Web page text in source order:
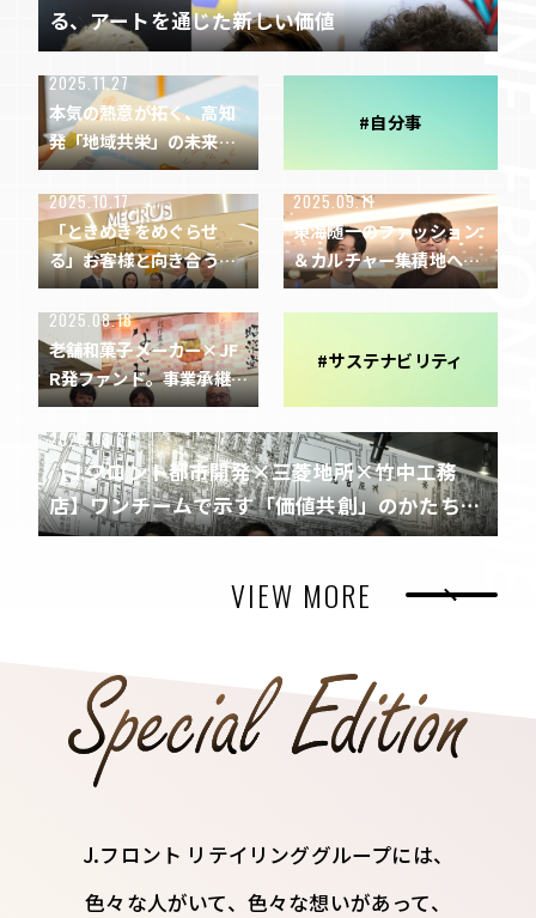
る、アートを通じた新しい価値
2025.11.27
本気の熱意が拓く、高知
発「地域共栄」の未来。1
00回の試作で導いた「し
あわせミルクサブレ」の
開発ストーリー
#自分事
2025.10.17
「ときめきをめぐらせ
る」――お客様と向き合う現
場から見えたMEGRÜSが
挑む価値循環
2025.09.11
東海随一のファッション
＆カルチャー集積地へ。
名古屋PARCO「街を変
える」挑戦と進化
2025.08.18
老舗和菓子メーカー×JF
R発ファンド。事業承継を
起点に「二人三脚」で描
く未来
#サステナビリティ
2025.08.01
【J.フロント都市開発×三菱地所×竹中工務
店】ワンチームで示す「価値共創」のかたち。
社会実験で名古屋・栄の可能性を探究
VIEW MORE
J.フロント リテイリンググループには、
色々な人がいて、色々な想いがあって、